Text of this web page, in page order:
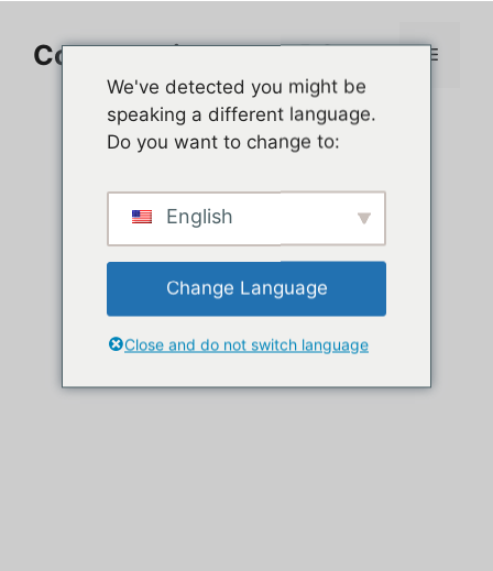
contenuComment jouer sur PC Menu
We've detected you might be
speaking a different language.
Do you want to change to:
English
Change Language
Close and do not switch language